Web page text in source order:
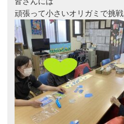
頑張って小さいオリガミで挑戦